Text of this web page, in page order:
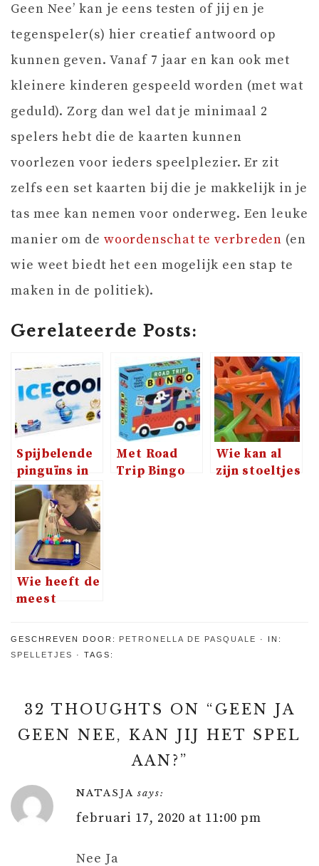
Geen Nee’ kan je eens testen of jij en je
tegenspeler(s) hier creatief antwoord op
kunnen geven. Vanaf 7 jaar en kan ook met
kleinere kinderen gespeeld worden (met wat
geduld). Zorg dan wel dat je minimaal 2
spelers hebt die de kaarten kunnen
voorlezen voor ieders speelplezier. Er zit
zelfs een set kaarten bij die je makkelijk in je
tas mee kan nemen voor onderweg. Een leuke
manier om de woordenschat te verbreden (en
wie weet biedt het een mogelijk een stap te
maken in de politiek).
Gerelateerde Posts:
Spijbelende
pinguïns in
IceCool van
Brain Games
Met Road
Trip Bingo
Wie kan al
zijn stoeltjes
Wie heeft de
meest
hand voor
ValliBalli?
GESCHREVEN DOOR: PETRONELLA DE PASQUALE
IN:
SPELLETJES
TAGS:
32 THOUGHTS ON “ GEEN JA
GEEN NEE, KAN JIJ HET SPEL
AAN? ”
NATASJA says:
februari 17, 2020 at 11:00 pm
Nee Ja